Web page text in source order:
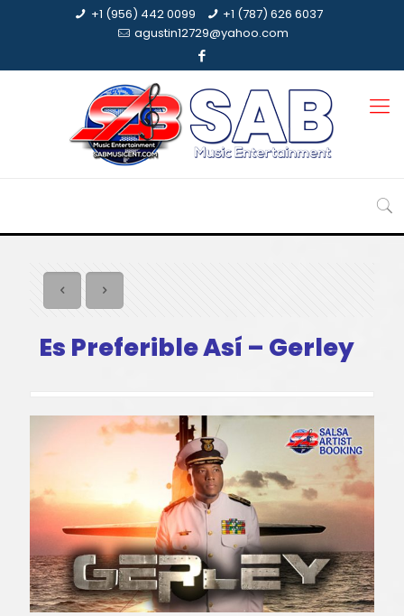
+1 (956) 442 0099
+1 (787) 626 6037
agustin12729@yahoo.com
Es Preferible Así – Gerley